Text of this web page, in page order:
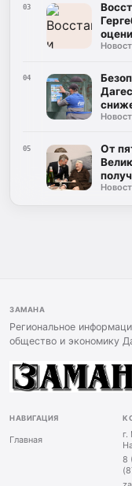
03
и
04
газа
05
От
ЗАМАНА
Региональное
общество и экономику
НАВИГАЦИЯ
Главная
г.
8